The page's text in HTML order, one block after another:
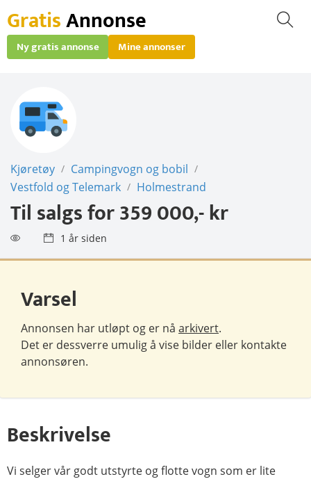
GratisAnnonse
Ny gratis annonse Mine annonser
Kjøretøy / Campingvogn og bobil /
Vestfold og Telemark / Holmestrand
Til salgs for359 000,- kr
1 år siden
Varsel
Annonsen har utløpt og er nå arkivert.
Det er dessverre umulig å vise bilder eller kontakte
annonsøren.
Beskrivelse
Vi selger vår godt utstyrte og flotte vogn som er lite